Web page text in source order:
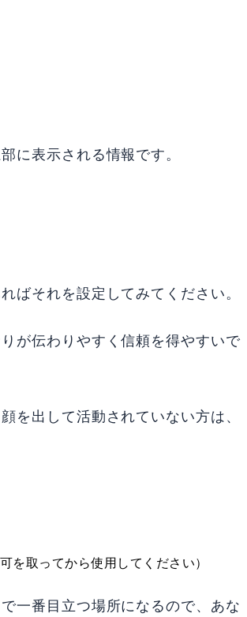
に表示される情報です。
ばそれを設定してみてください。
が伝わりやすく信頼を得やすいで
を出して活動されていない方は、
取ってから使用してください）
一番目立つ場所になるので、あな